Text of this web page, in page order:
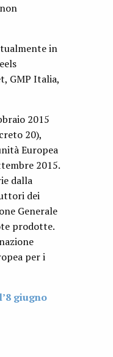
in
GMP Italia,
2015
20),
Europea
2015.
dalla
dei
Generale
prodotte.
per i
giugno